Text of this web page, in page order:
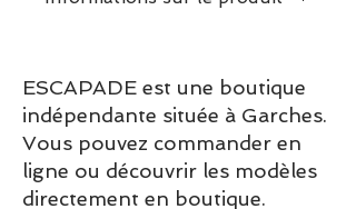
ESCAPADE est une boutique
indépendante située à Garches.
Vous pouvez commander en
ligne ou découvrir les modèles
directement en boutique.